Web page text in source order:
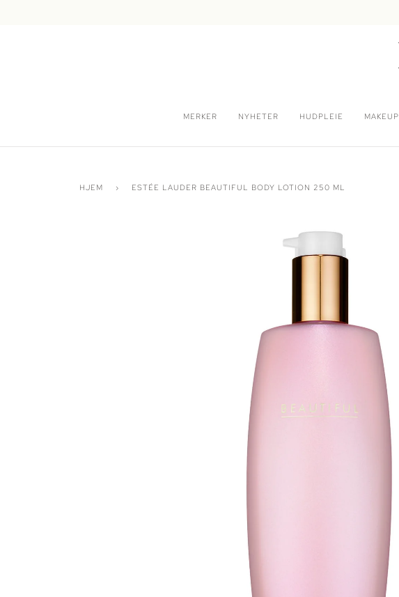
MERKER NYHETER HUDPLEIE MAKEUP
HJEM › ESTÉE LAUDER BEAUTIFUL BODY LOTION 250 ML